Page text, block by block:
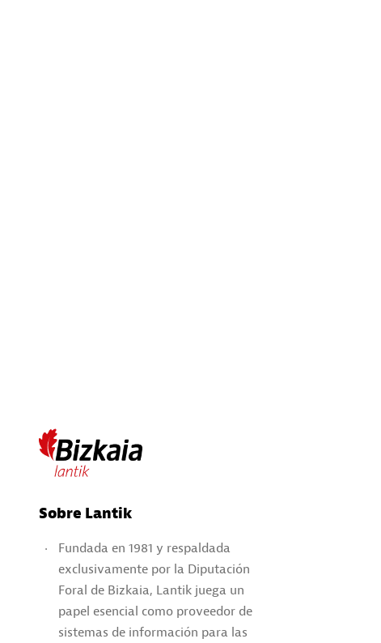
Sobre Lantik
Fundada en 1981 y respaldada
exclusivamente por la Diputación
Foral de Bizkaia, Lantik juega un
papel esencial como proveedor de
sistemas de información para las